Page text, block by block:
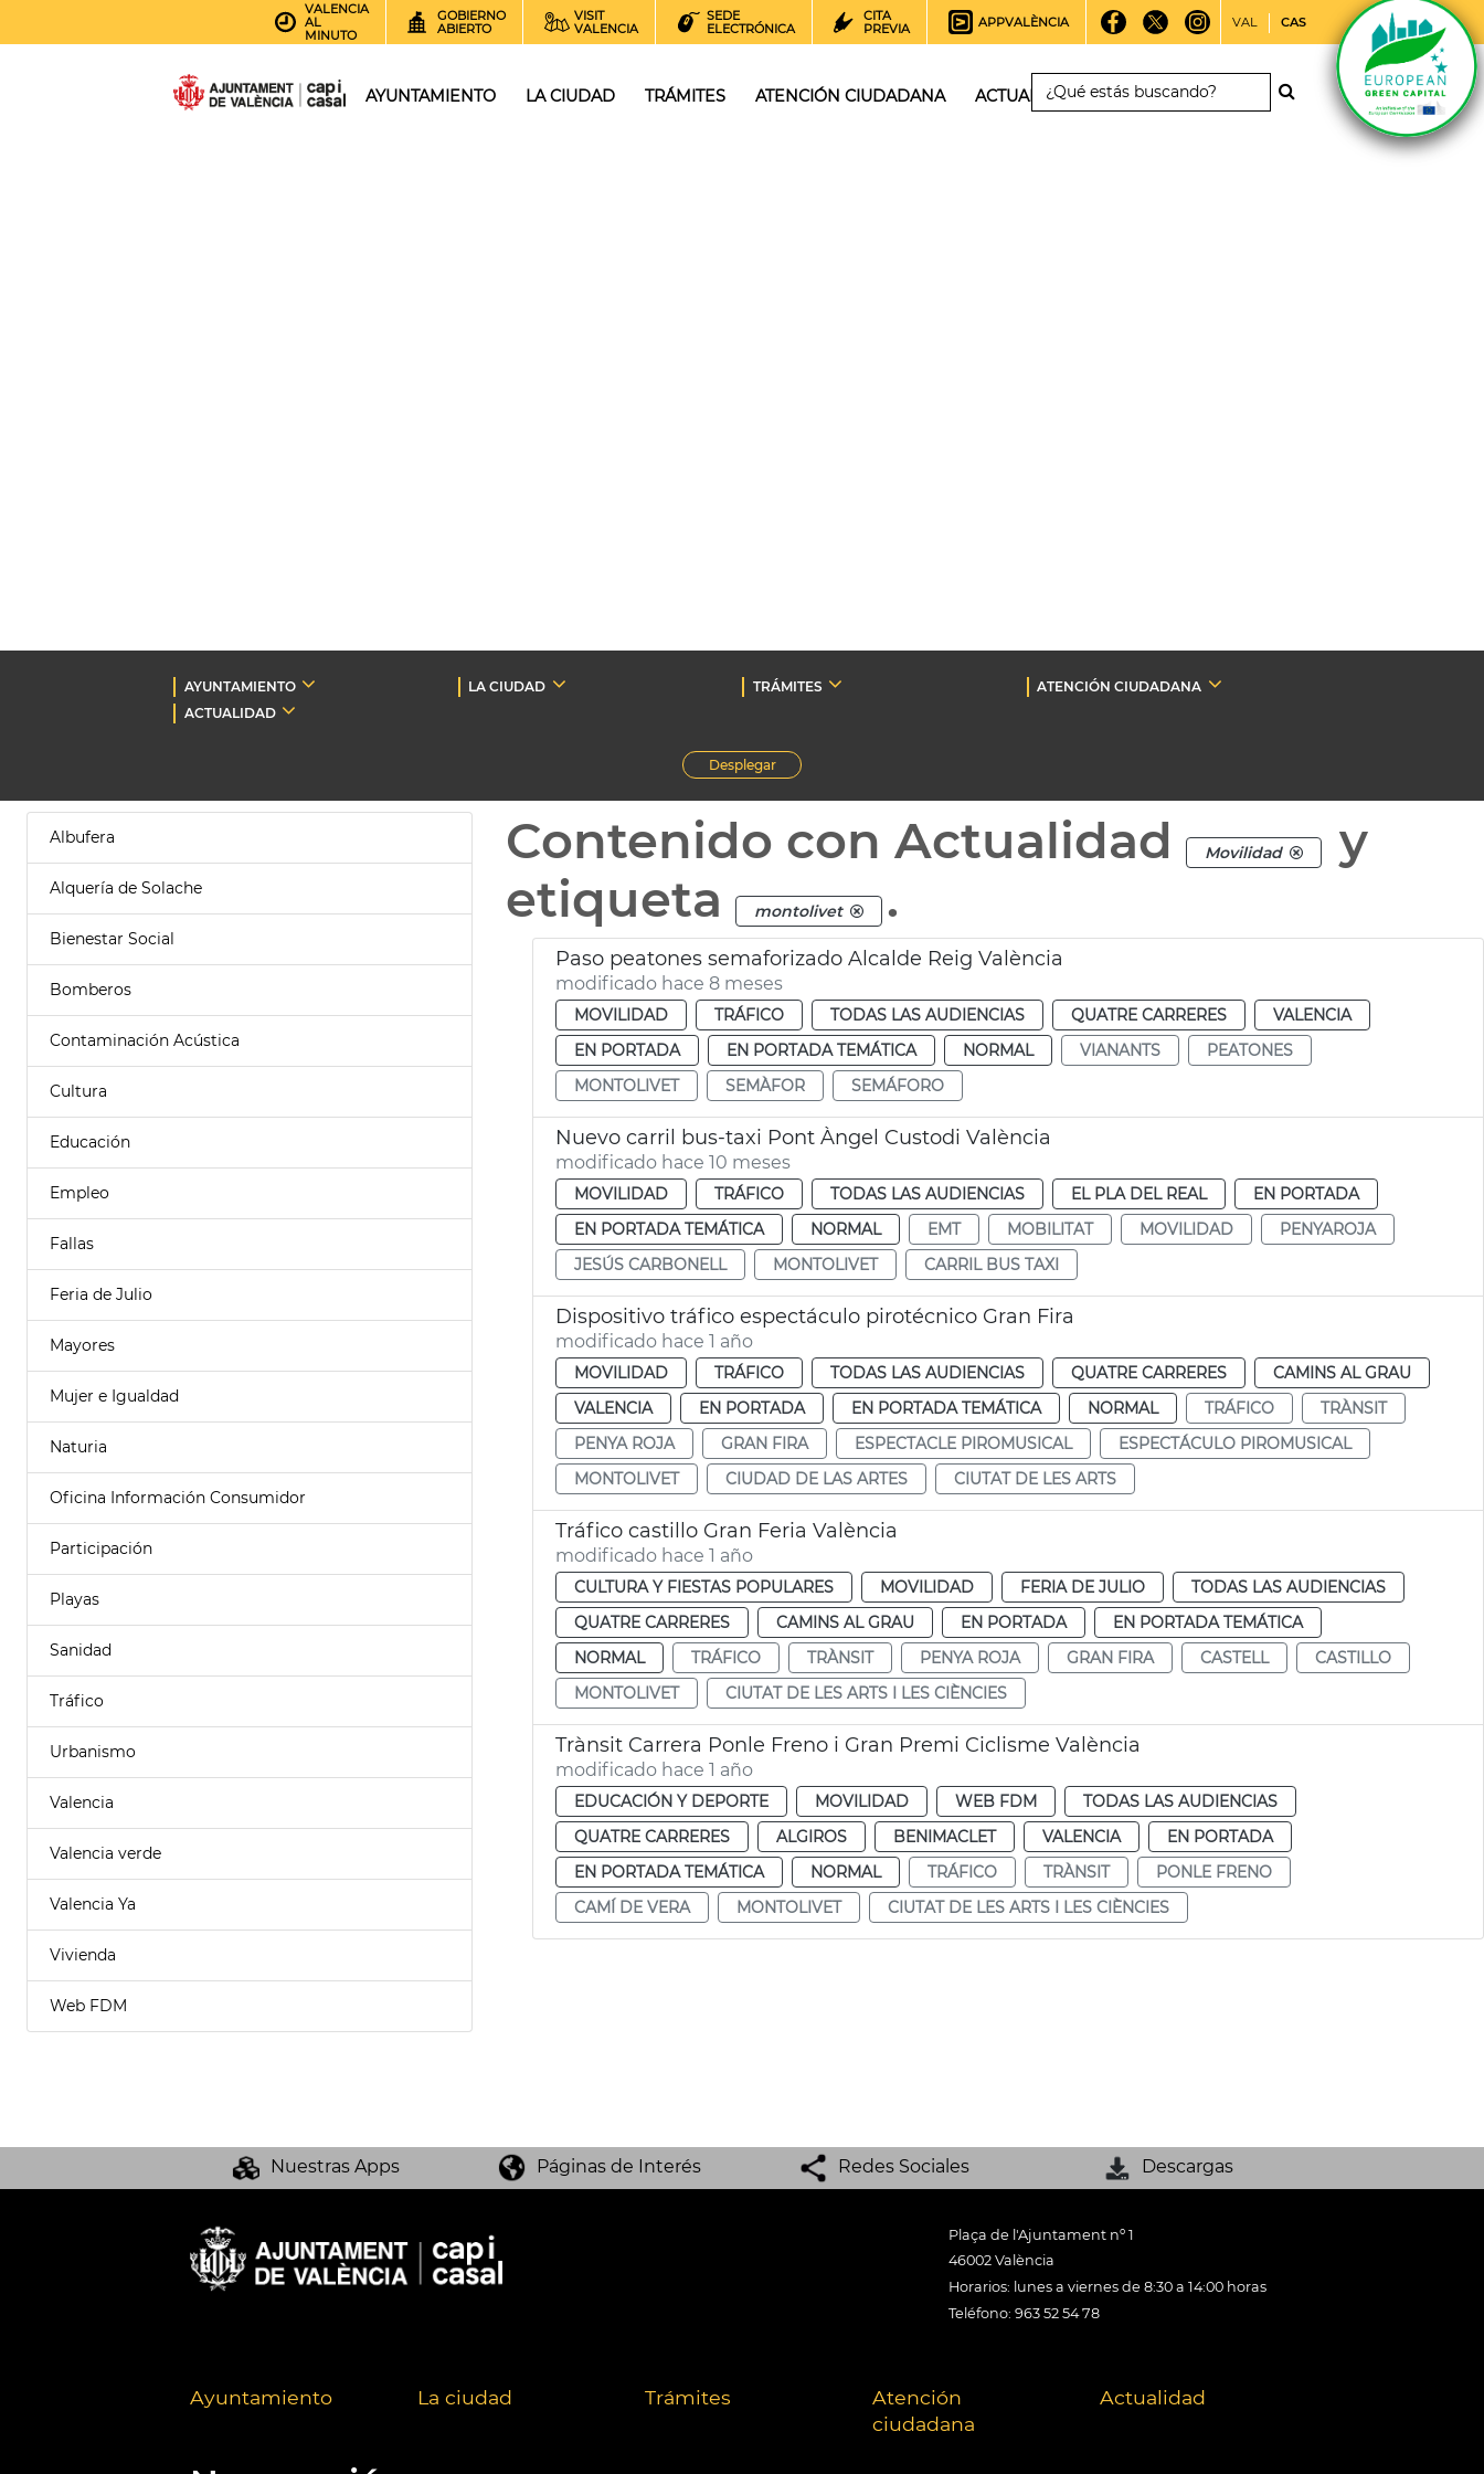
VALENCIA
AL
MINUTO
GOBIERNO
ABIERTO
VISIT
VALENCIA
SEDE
ELECTRÓNICA
CITA
PREVIA
APPVALÈNCIA VAL CAS
AYUNTAMIENTO LA CIUDAD TRÁMITES ATENCIÓN CIUDADANA ACTUALIDAD
AYUNTAMIENTO LA CIUDAD TRÁMITES
ATENCIÓN CIUDADANA
ACTUALIDAD
Desplegar
Albufera
Alquería de Solache
Bienestar Social
Bomberos
Contaminación Acústica
Cultura
Educación
Empleo
Fallas
Feria de Julio
Mayores
Mujer e Igualdad
Naturia
Oficina Información Consumidor
Participación
Playas
Sanidad
Tráfico
Urbanismo
Valencia
Valencia verde
Valencia Ya
Vivienda
Web FDM
Contenido con Actualidad Movilidad
y
etiqueta
montolivet .
Paso peatones semaforizado Alcalde Reig València
modificado hace 8 meses
MOVILIDAD TRÁFICO TODAS LAS AUDIENCIAS QUATRE CARRERES
VALENCIA
EN PORTADA
EN PORTADA TEMÁTICA NORMAL VIANANTS
PEATONES
MONTOLIVET
SEMÀFOR SEMÁFORO
Nuevo carril bus-taxi Pont Àngel Custodi València
modificado hace 10 meses
MOVILIDAD TRÁFICO TODAS LAS AUDIENCIAS EL PLA DEL REAL
EN PORTADA
EN PORTADA TEMÁTICA
NORMAL EMT MOBILITAT MOVILIDAD
PENYAROJA
JESÚS CARBONELL
MONTOLIVET CARRIL BUS TAXI
Dispositivo tráfico espectáculo pirotécnico Gran Fira
modificado hace 1 año
MOVILIDAD TRÁFICO TODAS LAS AUDIENCIAS QUATRE CARRERES
CAMINS AL GRAU
VALENCIA
EN PORTADA EN PORTADA TEMÁTICA NORMAL TRÁFICO
TRÀNSIT
PENYA ROJA
GRAN FIRA ESPECTACLE PIROMUSICAL
ESPECTÁCULO PIROMUSICAL
MONTOLIVET
CIUDAD DE LAS ARTES CIUTAT DE LES ARTS
Tráfico castillo Gran Feria València
modificado hace 1 año
CULTURA Y FIESTAS POPULARES MOVILIDAD FERIA DE JULIO
TODAS LAS AUDIENCIAS
QUATRE CARRERES
CAMINS AL GRAU EN PORTADA
EN PORTADA TEMÁTICA
NORMAL
TRÁFICO TRÀNSIT PENYA ROJA GRAN FIRA CASTELL
CASTILLO
MONTOLIVET
CIUTAT DE LES ARTS I LES CIÈNCIES
Trànsit Carrera Ponle Freno i Gran Premi Ciclisme València
modificado hace 1 año
EDUCACIÓN Y DEPORTE MOVILIDAD WEB FDM
TODAS LAS AUDIENCIAS
QUATRE CARRERES
ALGIROS BENIMACLET VALENCIA
EN PORTADA
EN PORTADA TEMÁTICA
NORMAL TRÁFICO TRÀNSIT
PONLE FRENO
CAMÍ DE VERA
MONTOLIVET CIUTAT DE LES ARTS I LES CIÈNCIES
Nuestras Apps Páginas de Interés Redes Sociales Descargas
Plaça de l'Ajuntament nº 1
46002 València
Horarios: lunes a viernes de 8:30 a 14:00 horas
Teléfono: 963 52 54 78
Ayuntamiento La ciudad Trámites
Atención
ciudadana
Actualidad